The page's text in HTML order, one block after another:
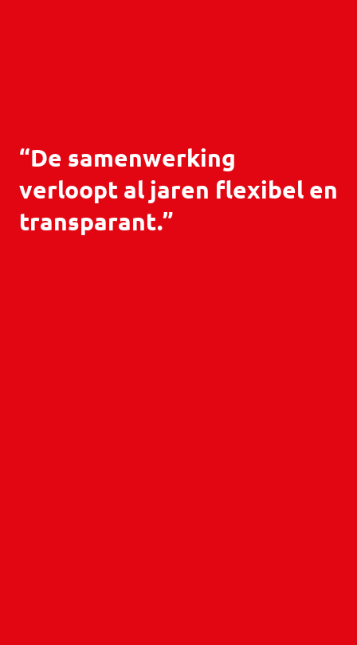
“De samenwerking
verloopt al jaren flexibel en
transparant.”